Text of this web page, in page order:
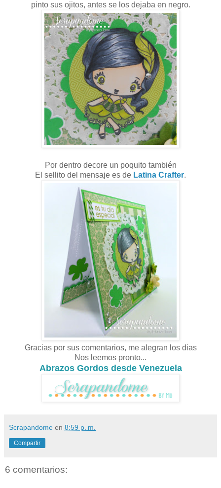
pinto sus ojitos, antes se los dejaba en negro.
Por dentro decore un poquito también
El sellito del mensaje es de Latina Crafter.
Gracias por sus comentarios, me alegran los dias
Nos leemos pronto...
Abrazos Gordos desde Venezuela
Scrapandome en 8:59 p. m.
Compartir
6 comentarios: